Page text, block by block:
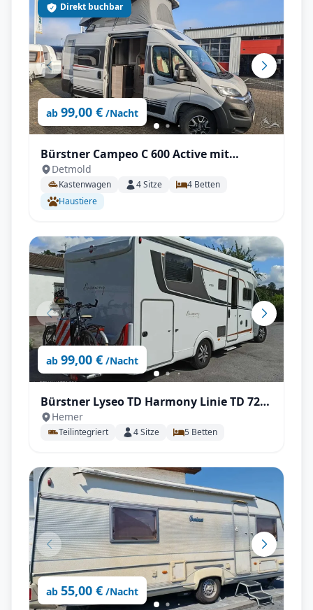
ab 99,00 € /Nacht
Direkt buchbar
Bürstner Campeo C 600 Active mit
Aufstelldach, AHK - All inkl.
Detmold
Kastenwagen 4Sitze 4 Betten
Haustiere
ab 99,00 € /Nacht
Bürstner Lyseo TD Harmony Linie TD 727 -
All-Inclusive
Hemer
Teilintegriert 4Sitze 5 Betten
ab 55,00 € /Nacht